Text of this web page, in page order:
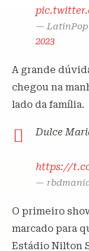
—
2023
A grande
chegou na
lado da família.
Dulce
https://
—
O primeiro
marcado para
Estádio Nilton